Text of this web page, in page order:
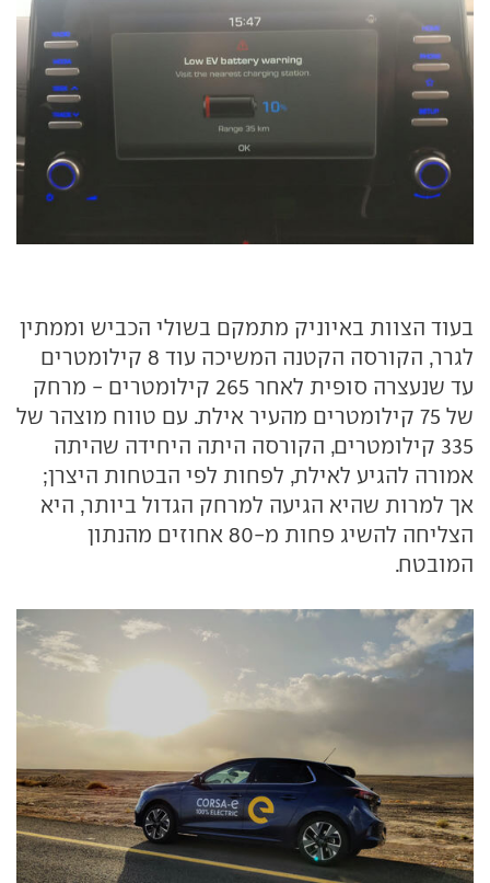
בעוד הצוות באיוניק מתמקם בשולי הכביש וממתין
לגרר, הקורסה הקטנה המשיכה עוד 8 קילומטרים
עד שנעצרה סופית לאחר 265 קילומטרים - מרחק
של 75 קילומטרים מהעיר אילת. עם טווח מוצהר של
335 קילומטרים, הקורסה היתה היחידה שהיתה
אמורה להגיע לאילת, לפחות לפי הבטחות היצרן;
אך למרות שהיא הגיעה למרחק הגדול ביותר, היא
הצליחה להשיג פחות מ-80 אחוזים מהנתון
המובטח.